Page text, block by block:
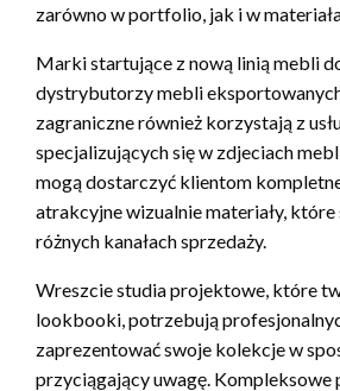
zarówno w portfolio, jak i w
Marki startujące z nową linią mebli
dystrybutorzy mebli
zagraniczne również korzystają z
specjalizujących się w zdjeciach
mogą dostarczyć klientom
atrakcyjne wizualnie materiały,
różnych kanałach sprzedaży.
Wreszcie studia projektowe, które
lookbooki, potrzebują
zaprezentować swoje kolekcje w
przyciągający uwagę. Kompleksowe